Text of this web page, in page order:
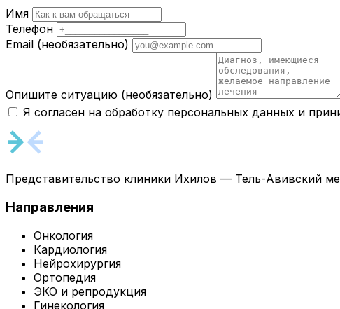
Имя
Телефон
Email (необязательно)
Опишите ситуацию (необязательно)
Я согласен на обработку персональных данных и
Представительство клиники Ихилов — Тель-Авивский
Направления
Онкология
Кардиология
Нейрохирургия
Ортопедия
ЭКО и репродукция
Гинекология